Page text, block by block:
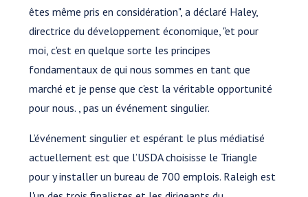
êtes même pris en considération", a déclaré Haley,
directrice du développement économique, "et pour
moi, c'est en quelque sorte les principes
fondamentaux de qui nous sommes en tant que
marché et je pense que c'est la véritable opportunité
pour nous. , pas un événement singulier.
L’événement singulier et espérant le plus médiatisé
actuellement est que l’USDA choisisse le Triangle
pour y installer un bureau de 700 emplois. Raleigh est